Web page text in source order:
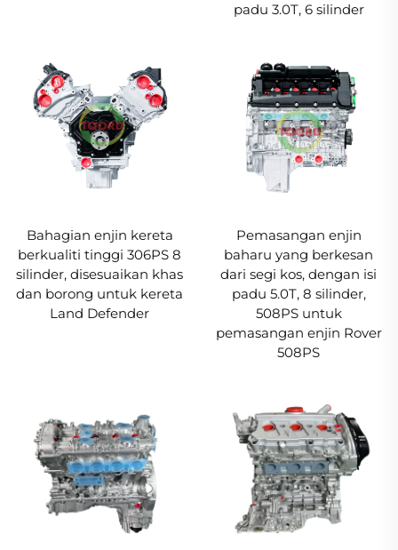
padu 3.0T, 6 silinder
Bahagian enjin kereta
berkualiti tinggi 306PS 8
silinder, disesuaikan khas
dan borong untuk kereta
Land Defender
Pemasangan enjin
baharu yang berkesan
dari segi kos, dengan isi
padu 5.0T, 8 silinder,
508PS untuk
pemasangan enjin Rover
508PS